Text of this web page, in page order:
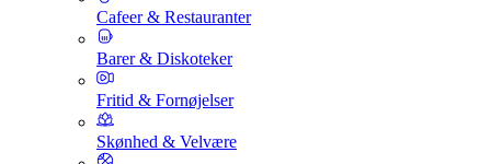
Cafeer & Restauranter
Barer & Diskoteker
Fritid & Fornøjelser
Skønhed & Velvære